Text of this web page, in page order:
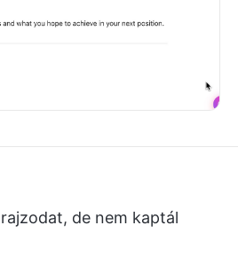
de nem kaptál